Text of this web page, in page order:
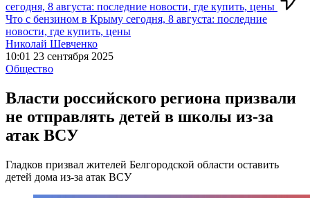
сегодня, 8 августа: последние новости, где купить, цены
Что с бензином в Крыму сегодня, 8 августа: последние
новости, где купить, цены
Николай Шевченко
10:01 23 сентября 2025
Общество
Власти российского региона призвали
не отправлять детей в школы из-за
атак ВСУ
Гладков призвал жителей Белгородской области оставить
детей дома из-за атак ВСУ